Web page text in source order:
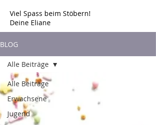
Viel Spass beim Stöbern!
Deine Eliane
BLOG
Alle Beiträge
Erwachsene
Jugend
Alle Beiträge